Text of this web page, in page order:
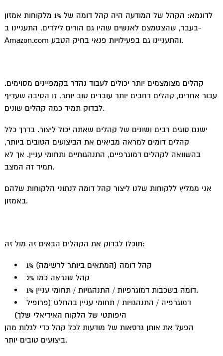
לדוגמא: הקהל של המודעה היה קהל דומה של 1% מלקוחות אמזון
בעבר, שהצטמצם לאנשים שהיו גם הורים לילדים, התעניינו ב-
Amazon.com והתעניינו גם בפעילויות פנאי בחיק הטבע.
קהלים מצומצמים יותר יכולים לעבוד נהדר בקמפיינים מסוימים.
עבור אחרים, קהלים רחבים יותר עובדים טוב יותר. זו הסיבה שעדיף
לבדוק תמיד כמה קהלים שונים.
ישנם סוגים רבים ושונים של קהלים שאתה יכול ליצור. בדרך כלל
קהלים דומים למראה מביאים את הביצועים הטובים ביותר,
בהשוואה לקהלים דמוגרפיים, התנהגותיים ותחומי עניין. אך לא
תמיד זה המצב.
אני ממליץ ללקוחות שלנו ליצור קהל דומה לנתוני הלקוחות שלהם
באמזון.
תוכלו לבדוק את הקהלים הבאים זה מול זה:
1% קהל דומה (המתאים ביותר לרשימה)
קהל שנראה כמו 2%
1% דומה בשכבות דמוגרפיות / התנהגויות / תחומי עניין.
דמוגרפיה / התנהגויות / תחומי עניין בהחלט (פרופיל
היפותטי של הלקוח האידיאלי שלך)
הפעל את אותן גרסאות של מודעות לכל קהל כדי לגלות מהן
ביצועים טובים יותר.